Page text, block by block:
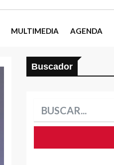
MULTIMEDIA AGENDA
Buscador